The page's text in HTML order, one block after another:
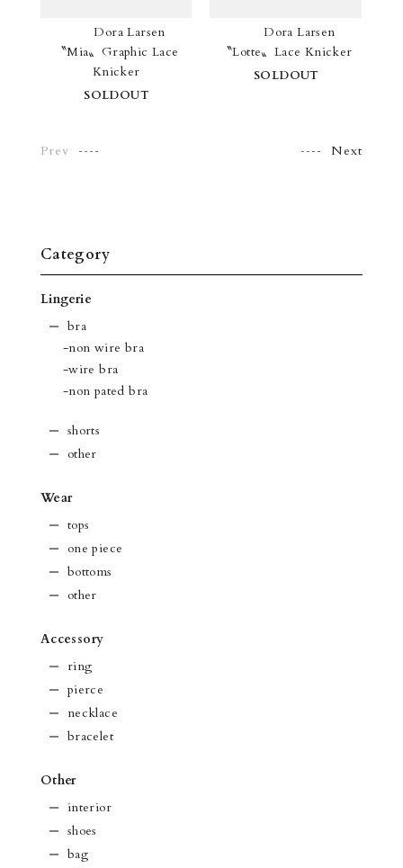
Dora Larsen
〝Mia〟Graphic Lace
Knicker
SOLDOUT
Dora Larsen
〝Lotte〟Lace Knicker
SOLDOUT
Prev Next
Category
Lingerie
bra
-non wire bra
-wire bra
-non pated bra
shorts
other
Wear
tops
one piece
bottoms
other
Accessory
ring
pierce
necklace
bracelet
Other
interior
shoes
bag